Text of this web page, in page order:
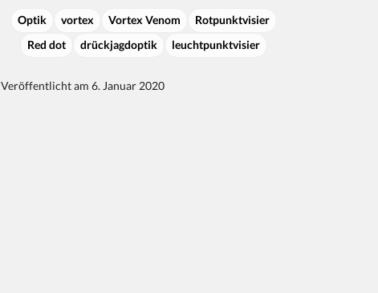
Optik vortex Vortex Venom
Rotpunktvisier
Red dot
drückjagdoptik leuchtpunktvisier
Veröffentlicht am 6. Januar 2020